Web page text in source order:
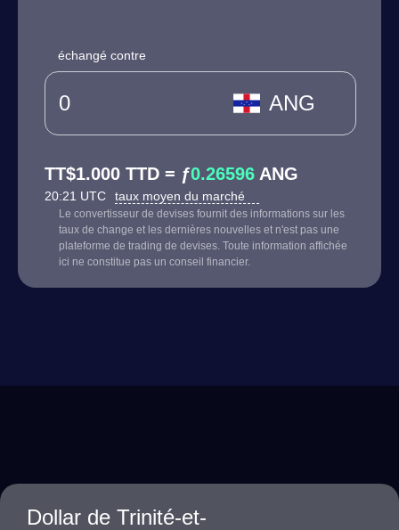
échangé contre
ANG
TT$1.000 TTD = ƒ0.26596 ANG
20:21 UTC taux moyen du marché
Le convertisseur de devises fournit des informations sur les
taux de change et les dernières nouvelles et n'est pas une
plateforme de trading de devises. Toute information affichée
ici ne constitue pas un conseil financier.
Dollar de Trinité-et-